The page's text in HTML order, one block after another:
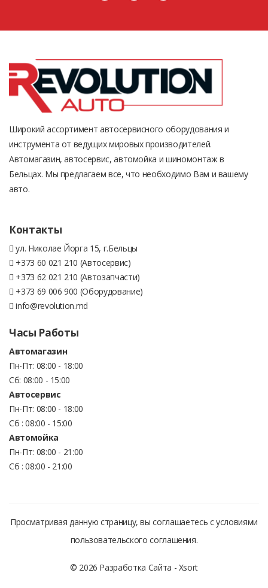
Широкий ассортимент автосервисного оборудования и
инструмента от ведущих мировых производителей.
Автомагазин, автосервис, автомойка и шиномонтаж в
Бельцах. Мы предлагаем все, что необходимо Вам и вашему
авто.
Контакты
ул. Николае Йорга 15, г.Бельцы
+373 60 021 210 (Автосервис)
+373 62 021 210 (Автозапчасти)
+373 69 006 900 (Оборудование)
info@revolution.md
Часы Работы
Автомагазин
Пн-Пт: 08:00 - 18:00
Сб: 08:00 - 15:00
Автосервис
Пн-Пт: 08:00 - 18:00
Сб : 08:00 - 15:00
Автомойка
Пн-Пт: 08:00 - 21:00
Сб : 08:00 - 21:00
Просматривая данную страницу, вы соглашаетесь с условиями
пользовательского соглашения.
© 2026 Разработка Сайта - Xsort